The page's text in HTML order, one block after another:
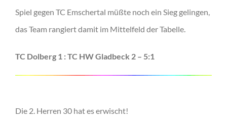
Spiel gegen TC Emschertal müßte noch ein Sieg gelingen,
das Team rangiert damit im Mittelfeld der Tabelle.
TC Dolberg 1 : TC HW Gladbeck 2 – 5:1
Die 2. Herren 30 hat es erwischt!